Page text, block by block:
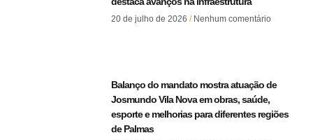
20 de julho de 2026 Nenhum comentário
Balanço do mandato mostra atuação de
Josmundo Vila Nova em obras, saúde,
esporte e melhorias para diferentes regiões
de Palmas